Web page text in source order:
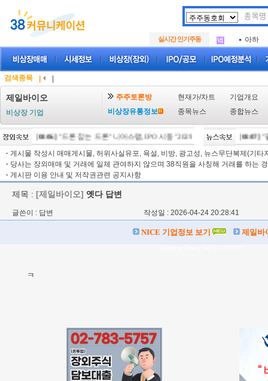
실시간 인기주동
아크로
.
삼성메
아하
.
삼성메
검색종목
제일바이오
비상장 기업
주주토론방 현재가/차트
기업개요
비상장유통정보
종목뉴스 종합뉴스
[08/06]"드론 잡는 드론" 니어스랩, IPO 시동 "2029년 방공망 체계 편입"
[08/07]"팔
· 게시물 작성시 매매게시물, 허위사실유포, 욕설, 비방, 광고성, 뉴스무단복제(기타
· 당사는 장외매매 및 거래에 일체 관여하지 않으며 38직원을 사칭해 거래를 하는
· 게시판 이용 안내 및 저작권관련 공지사항
제목 : [제일바이오] 옛다 답변
글쓴이 : 답변 작성일 : 2026-04-24 20:28:41
NICE 기업정보 보기 제일바
ㅋ